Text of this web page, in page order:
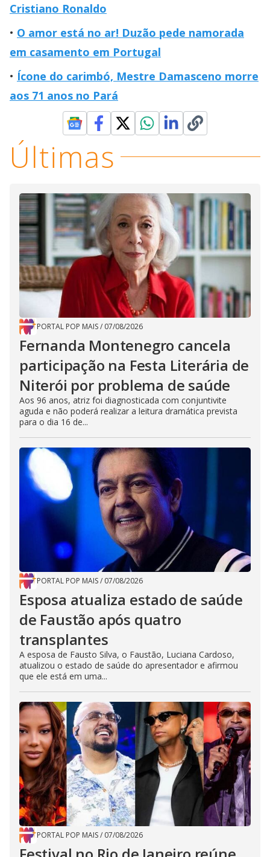
Cristiano Ronaldo
O amor está no ar! Duzão pede namorada
em casamento em Portugal
Ícone do carimbó, Mestre Damasceno morre
aos 71 anos no Pará
Últimas
PORTAL POP MAIS/ 07/08/2026
Fernanda Montenegro cancela
participação na Festa Literária de
Niterói por problema de saúde
Aos 96 anos, atriz foi diagnosticada com conjuntivite
aguda e não poderá realizar a leitura dramática prevista
para o dia 16 de...
PORTAL POP MAIS/ 07/08/2026
Esposa atualiza estado de saúde
de Faustão após quatro
transplantes
A esposa de Fausto Silva, o Faustão, Luciana Cardoso,
atualizou o estado de saúde do apresentador e afirmou
que ele está em uma...
PORTAL POP MAIS/ 07/08/2026